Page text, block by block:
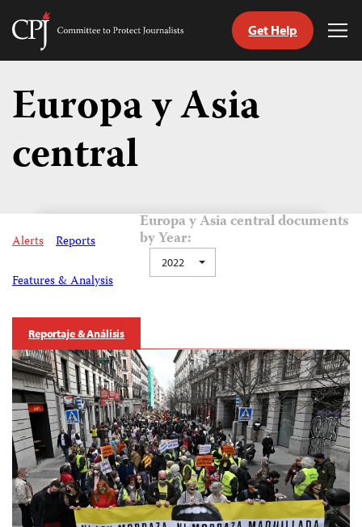
Skip
content
Committee
Get Help
Europa y Asia
central
Alerts Reports
Features & Analysis
Europa y Asia central documents
by Year:
2022
Reportaje & Análisis